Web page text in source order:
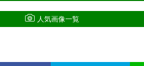
人気画像一覧